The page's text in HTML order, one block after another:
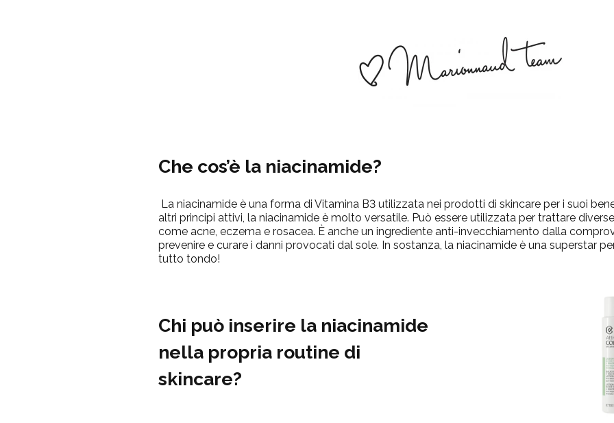
Che cos’è la niacinamide?
La niacinamide è una forma di Vitamina B3 utilizzata nei prodotti di skincare per i suoi
altri principi attivi, la niacinamide è molto versatile. Può essere utilizzata per trattare
come acne, eczema e rosacea. È anche un ingrediente anti-invecchiamento dalla
prevenire e curare i danni provocati dal sole. In sostanza, la niacinamide è una superstar
tutto tondo!
Chi può inserire la niacinamide
nella propria routine di
skincare?